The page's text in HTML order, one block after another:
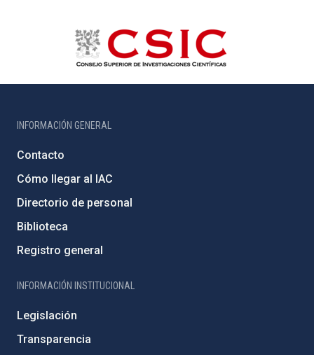
INFORMACIÓN GENERAL
Contacto
Cómo llegar al IAC
Directorio de personal
Biblioteca
Registro general
INFORMACIÓN INSTITUCIONAL
Legislación
Transparencia